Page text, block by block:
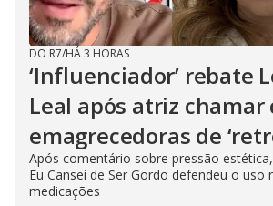
DO R7/HÁ 3 HORAS
‘Influenciador’ rebate
Leal após atriz chamar
emagrecedoras de
Após comentário sobre pressão
Eu Cansei de Ser Gordo defendeu o uso
medicações